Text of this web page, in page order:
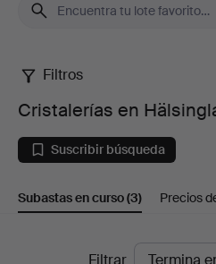
Cristalerías
en
Hälsinglands
Auktionsverk
Filtros
Cristalerías en
Suscribir búsqueda
Subastas en curso(3) Precios
SubastasFiltrar